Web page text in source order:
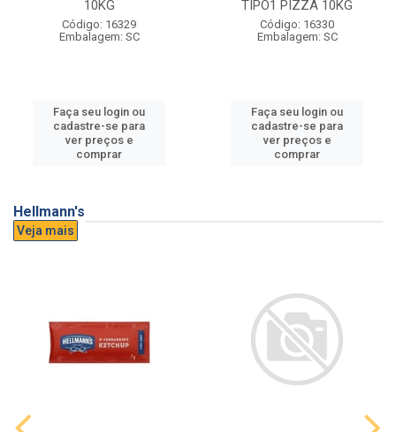
10KG
Código: 16329
Embalagem: SC
Faça seu login ou
cadastre-se para
ver preços e
comprar
TIPO1 PIZZA 10KG
Código: 16330
Embalagem: SC
Faça seu login ou
cadastre-se para
ver preços e
comprar
Hellmann's
Veja mais